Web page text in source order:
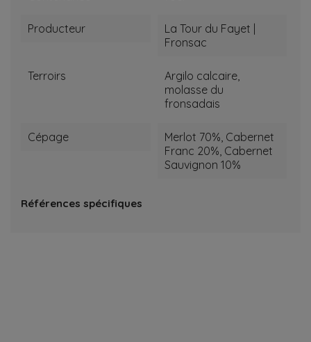
Producteur
La Tour du Fayet |
Fronsac
Terroirs
Argilo calcaire,
molasse du
fronsadais
Cépage
Merlot 70%, Cabernet
Franc 20%, Cabernet
Sauvignon 10%
Références spécifiques